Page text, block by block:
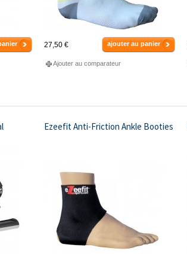
27,50 € ajouter au panier
Ajouter au comparateur
Ezeefit Anti-Friction Ankle Booties